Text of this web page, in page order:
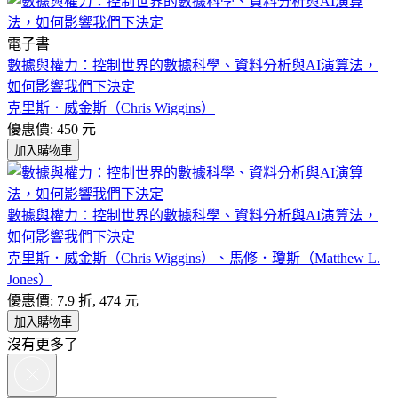
電子書
數據與權力：控制世界的數據科學、資料分析與AI演算法，
如何影響我們下決定
克里斯．威金斯（Chris Wiggins）
優惠價: 450 元
加入購物車
數據與權力：控制世界的數據科學、資料分析與AI演算法，
如何影響我們下決定
克里斯．威金斯（Chris Wiggins）、馬修．瓊斯（Matthew L.
Jones）
優惠價: 7.9 折, 474 元
加入購物車
沒有更多了